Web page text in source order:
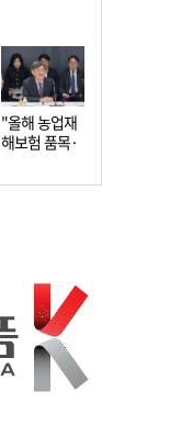
"올해 농업재
해보험 품목·